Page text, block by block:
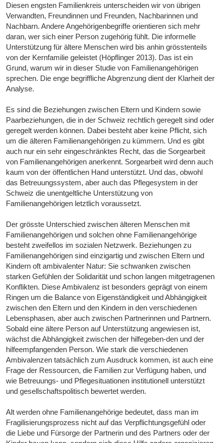
Diesen engsten Familienkreis unterscheiden wir von übrigen
Verwandten, Freundinnen und Freunden, Nachbarinnen und
Nachbarn. Andere Angehörigenbegriffe orientieren sich mehr
daran, wer sich einer Person zugehörig fühlt. Die informelle
Unterstützung für ältere Menschen wird bis anhin grösstenteils
von der Kernfamilie geleistet (Höpflinger 2013). Das ist ein
Grund, warum wir in dieser Studie von Familienangehörigen
sprechen. Die enge begriffliche Abgrenzung dient der Klarheit der
Analyse.
Es sind die Beziehungen zwischen Eltern und Kindern sowie
Paarbeziehungen, die in der Schweiz rechtlich geregelt sind oder
geregelt werden können. Dabei besteht aber keine Pflicht, sich
um die älteren Familienangehörigen zu kümmern. Und es gibt
auch nur ein sehr eingeschränktes Recht, das die Sorgearbeit
von Familienangehörigen anerkennt. Sorgearbeit wird denn auch
kaum von der öffentlichen Hand unterstützt. Und das, obwohl
das Betreuungssystem, aber auch das Pflegesystem in der
Schweiz die unentgeltliche Unterstützung von
Familienangehörigen letztlich voraussetzt.
Der grösste Unterschied zwischen älteren Menschen mit
Familienangehörigen und solchen ohne Familienangehörige
besteht zweifellos im sozialen Netzwerk. Beziehungen zu
Familienangehörigen sind einzigartig und zwischen Eltern und
Kindern oft ambivalenter Natur: Sie schwanken zwischen
starken Gefühlen der Solidarität und schon langen mitgetragenen
Konflikten. Diese Ambivalenz ist besonders geprägt von einem
Ringen um die Balance von Eigenständigkeit und Abhängigkeit
zwischen den Eltern und den Kindern in den verschiedenen
Lebensphasen, aber auch zwischen Partnerinnen und Partnern.
Sobald eine ältere Person auf Unterstützung angewiesen ist,
wächst die Abhängigkeit zwischen der hilfegeben-den und der
hilfeempfangenden Person. Wie stark die verschiedenen
Ambivalenzen tatsächlich zum Ausdruck kommen, ist auch eine
Frage der Ressourcen, die Familien zur Verfügung haben, und
wie Betreuungs- und Pflegesituationen institutionell unterstützt
und gesellschaftspolitisch bewertet werden.
Alt werden ohne Familienangehörige bedeutet, dass man im
Fragilisierungsprozess nicht auf das Verpflichtungsgefühl oder
die Liebe und Fürsorge der Partnerin und des Partners oder der